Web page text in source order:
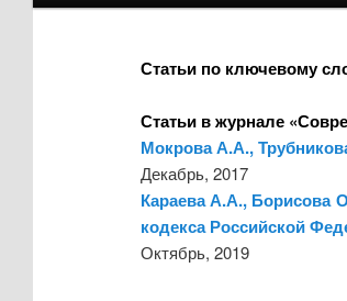
Статьи по ключевому
Статьи в журнале
Мокрова А.А.,
Декабрь, 2017
Караева А.А., Борисова
кодекса Российской
Октябрь, 2019